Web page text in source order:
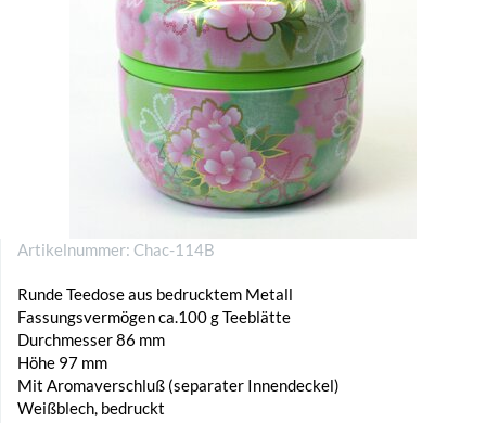
Artikelnummer: Chac-114B
Runde Teedose aus bedrucktem Metall
Fassungsvermögen ca.100 g Teeblätte
Durchmesser 86 mm
Höhe 97 mm
Mit Aromaverschluß (separater Innendeckel)
Weißblech, bedruckt